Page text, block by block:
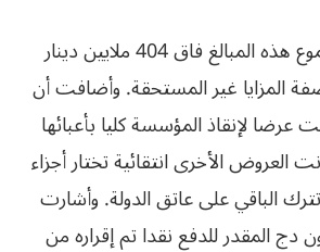
وذكرت خدار أن مجموع هذه المبالغ فاق 404 ملايين دينار
المزايا غير المستحقة. وأضافت أن
لإنقاذ المؤسسة كليا بأعبائها
العروض الأخرى انتقائية تختار أجزاء
الباقي على عاتق الدولة. وأشارت
مبلغ 61 مليون دج المقدر للدفع نقدا تم إقراره من